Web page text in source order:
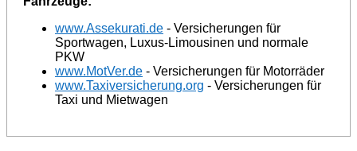
www.Assekurati.de - Versicherungen für
Sportwagen, Luxus-Limousinen und normale
PKW
www.MotVer.de - Versicherungen für Motorräder
www.Taxiversicherung.org - Versicherungen für
Taxi und Mietwagen